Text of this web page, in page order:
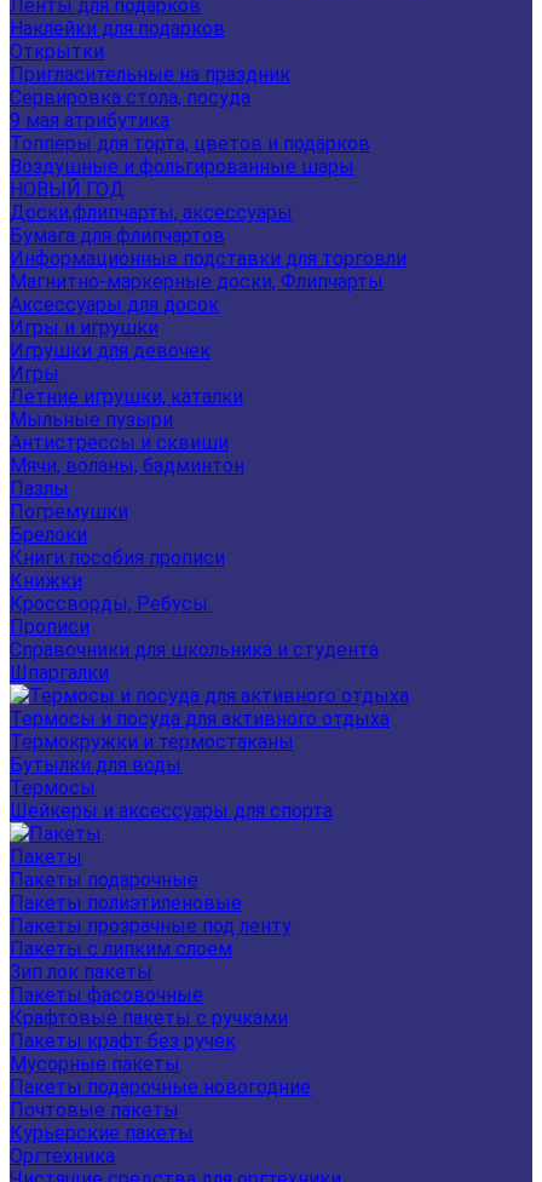
Ленты для подарков
Наклейки для подарков
Открытки
Пригласительные на праздник
Сервировка стола, посуда
9 мая атрибутика
Топперы для торта, цветов и подарков
Воздушные и фольгированные шары
НОВЫЙ ГОД
Доски,флипчарты, аксессуары
Бумага для флипчартов
Информационные подставки для торговли
Магнитно-маркерные доски, Флипчарты
Аксессуары для досок
Игры и игрушки
Игрушки для девочек
Игры
Летние игрушки, каталки
Мыльные пузыри
Антистрессы и сквиши
Мячи, воланы, бадминтон
Пазлы
Погремушки
Брелоки
Книги пособия прописи
Книжки
Кроссворды, Ребусы.
Прописи
Справочники для школьника и студента
Шпаргалки
Термосы и посуда для активного отдыха
Термокружки и термостаканы
Бутылки для воды
Термосы
Шейкеры и аксессуары для спорта
Пакеты
Пакеты подарочные
Пакеты полиэтиленовые
Пакеты прозрачные под ленту
Пакеты с липким слоем
Зип лок пакеты
Пакеты фасовочные
Крафтовые пакеты с ручками
Пакеты крафт без ручек
Мусорные пакеты
Пакеты подарочные новогодние
Почтовые пакеты
Курьерские пакеты
Оргтехника